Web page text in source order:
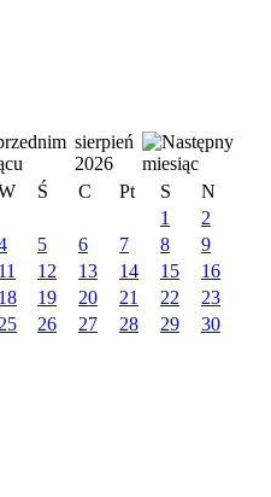
sierpień
2026
Ś C Pt S
N
1
2
5 6 7 8
9
11 12 13 14 15
16
18 19 20 21 22
23
25 26 27 28 29
30